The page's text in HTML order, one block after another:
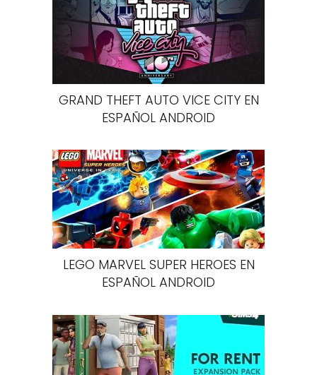
GRAND THEFT AUTO VICE CITY EN
ESPAÑOL ANDROID
LEGO MARVEL SUPER HEROES EN
ESPAÑOL ANDROID